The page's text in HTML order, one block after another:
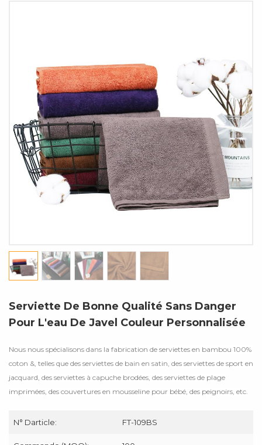
Serviette De Bonne Qualité Sans Danger
Pour L'eau De Javel Couleur Personnalisée
Nous nous spécialisons dans la fabrication de serviettes en bambou 100%
coton &, telles que des serviettes de bain en satin, des serviettes de sport en
jacquard, des serviettes à capuche brodées, des serviettes de plage
imprimées, des couvertures en mousseline pour bébé, des peignoirs, etc.
N° Darticle: FT-109BS